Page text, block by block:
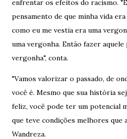
enfrentar os efeitos do racismo.
pensamento de que minha vida
como eu me vestia era uma
uma vergonha. Então fazer
vergonha", conta.
"Vamos valorizar o passado, de
você é. Mesmo que sua história
feliz, você pode ter um potencial
que teve condições melhores que
Wandreza.